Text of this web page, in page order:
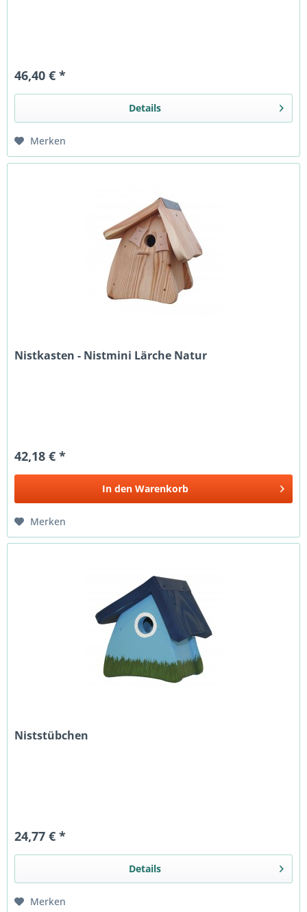
46,40 € *
Details
Merken
Nistkasten - Nistmini Lärche Natur
42,18 € *
In den Warenkorb
Merken
Niststübchen
24,77 € *
Details
Merken